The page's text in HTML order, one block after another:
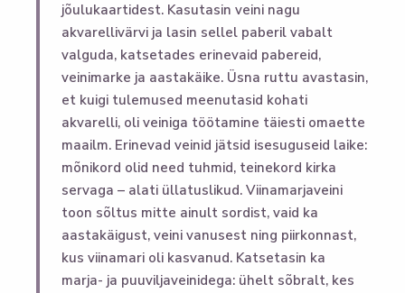
jõulukaartidest. Kasutasin veini nagu
akvarellivärvi ja lasin sellel paberil vabalt
valguda, katsetades erinevaid pabereid,
veinimarke ja aastakäike. Üsna ruttu avastasin,
et kuigi tulemused meenutasid kohati
akvarelli, oli veiniga töötamine täiesti omaette
maailm. Erinevad veinid jätsid isesuguseid laike:
mõnikord olid need tuhmid, teinekord kirka
servaga – alati üllatuslikud. Viinamarjaveini
toon sõltus mitte ainult sordist, vaid ka
aastakäigust, veini vanusest ning piirkonnast,
kus viinamari oli kasvanud. Katsetasin ka
marja- ja puuviljaveinidega: ühelt sõbralt, kes